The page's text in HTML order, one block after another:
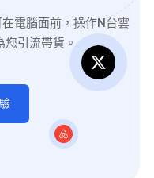
電腦面前，操作N台雲
引流帶貨。